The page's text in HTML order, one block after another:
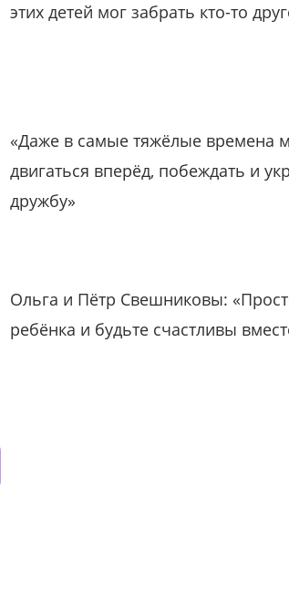
этих детей мог забрать кто-то
«Даже в самые тяжёлые времена
двигаться вперёд, побеждать и
дружбу»
Ольга и Пётр Свешниковы:
ребёнка и будьте счастливы